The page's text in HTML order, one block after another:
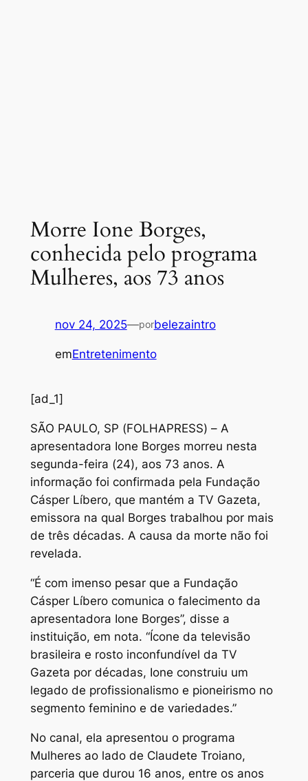
Morre Ione Borges,
conhecida pelo programa
Mulheres, aos 73 anos
nov 24, 2025—porbelezaintro
emEntretenimento
[ad_1]
SÃO PAULO, SP (FOLHAPRESS) – A
apresentadora Ione Borges morreu nesta
segunda-feira (24), aos 73 anos. A
informação foi confirmada pela Fundação
Cásper Líbero, que mantém a TV Gazeta,
emissora na qual Borges trabalhou por mais
de três décadas. A causa da morte não foi
revelada.
“É com imenso pesar que a Fundação
Cásper Líbero comunica o falecimento da
apresentadora Ione Borges”, disse a
instituição, em nota. “Ícone da televisão
brasileira e rosto inconfundível da TV
Gazeta por décadas, Ione construiu um
legado de profissionalismo e pioneirismo no
segmento feminino e de variedades.”
No canal, ela apresentou o programa
Mulheres ao lado de Claudete Troiano,
parceria que durou 16 anos, entre os anos